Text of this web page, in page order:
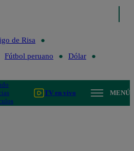
de Risa
Fútbol peruano
Dólar
TV en vivo MENÚ